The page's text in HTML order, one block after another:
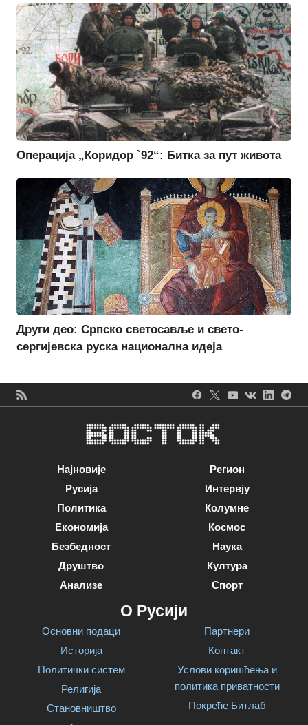
Операција „Коридор `92“: Битка за пут живота
Други део: Српско светосавље и свето-
сергијевска руска национална идеја
Најновије
Русија
Политика
Економија
Безбедност
Друштво
Анализе
Регион
Интервју
Колумне
Космос
Наука
Култура
Спорт
О Русији
Основни подаци
Историја
Политички систем
Религија
Становништво
Партнери
Контакт
Услови коришћења и
политика приватности
Покреће Битлаб